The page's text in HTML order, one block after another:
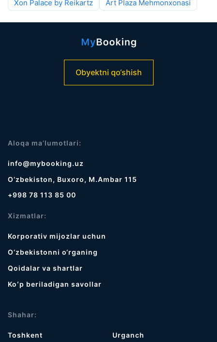
Xon Palace by Reikartz
Art Plaza Mehmonxonasi
Obyektni qo‘shish
Aloqa ma’lumotlari:
info@mybooking.uz
O‘zbekiston, Buxoro, M.Ambar 115
+998 78 113 85 00
Xizmatlar:
Korporativ mijozlar uchun
O‘zbekistonni o‘rganing
Qoidalar va shartlar
Koʻp beriladigan savollar
Shahar:
Toshkent
Urganch